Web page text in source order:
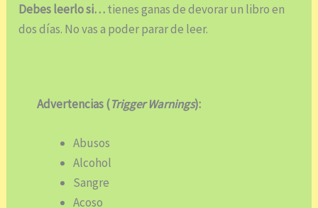
Debes leerlo si…tienes ganas de devorar un libro en
dos días. No vas a poder parar de leer.
Advertencias (Trigger Warnings):
Abusos
Alcohol
Sangre
Acoso